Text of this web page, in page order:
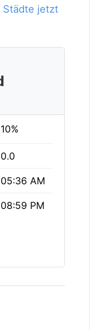
Städte jetzt
10%
0.0
05:36 AM
08:59 PM